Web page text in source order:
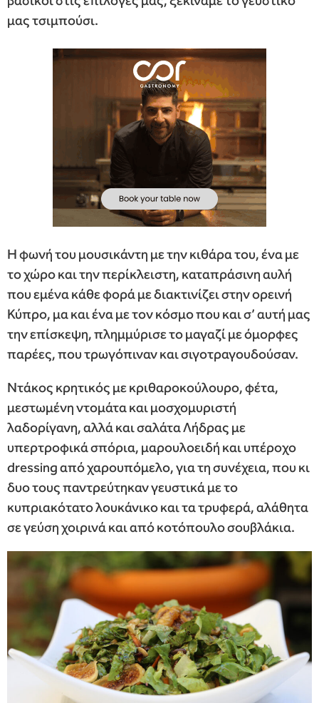
μας τσιμπούσι.
Η φωνή του μουσικάντη με την κιθάρα του, ένα με
το χώρο και την περίκλειστη, καταπράσινη αυλή
που εμένα κάθε φορά με διακτινίζει στην ορεινή
Κύπρο, μα και ένα με τον κόσμο που και σ’ αυτή μας
την επίσκεψη, πλημμύρισε το μαγαζί με όμορφες
παρέες, που τρωγόπιναν και σιγοτραγουδούσαν.
Ντάκος κρητικός με κριθαροκούλουρο, φέτα,
μεστωμένη ντομάτα και μοσχομυριστή
λαδορίγανη, αλλά και σαλάτα Λήδρας με
υπερτροφικά σπόρια, μαρουλοειδή και υπέροχο
dressing από χαρουπόμελο, για τη συνέχεια, που κι
δυο τους παντρεύτηκαν γευστικά με το
κυπριακότατο λουκάνικο και τα τρυφερά, αλάθητα
σε γεύση χοιρινά και από κοτόπουλο σουβλάκια.